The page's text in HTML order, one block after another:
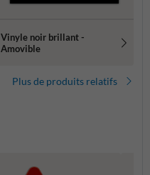
Vinyle noir brillant -
Amovible
Plus de produits relatifs